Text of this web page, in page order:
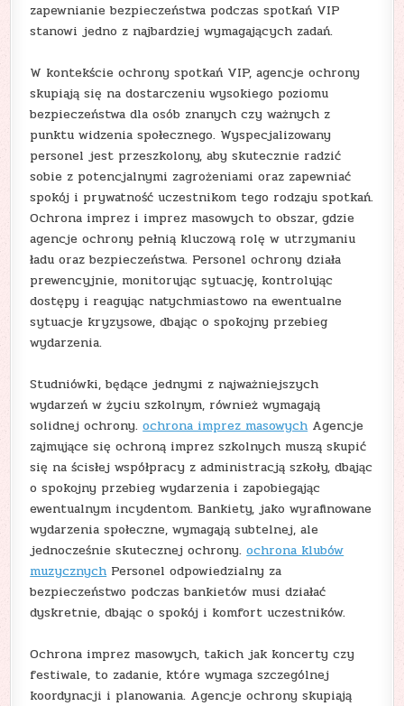
zapewnianie bezpieczeństwa podczas spotkań VIP
stanowi jedno z najbardziej wymagających zadań.
W kontekście ochrony spotkań VIP, agencje ochrony
skupiają się na dostarczeniu wysokiego poziomu
bezpieczeństwa dla osób znanych czy ważnych z
punktu widzenia społecznego. Wyspecjalizowany
personel jest przeszkolony, aby skutecznie radzić
sobie z potencjalnymi zagrożeniami oraz zapewniać
spokój i prywatność uczestnikom tego rodzaju spotkań.
Ochrona imprez i imprez masowych to obszar, gdzie
agencje ochrony pełnią kluczową rolę w utrzymaniu
ładu oraz bezpieczeństwa. Personel ochrony działa
prewencyjnie, monitorując sytuację, kontrolując
dostępy i reagując natychmiastowo na ewentualne
sytuacje kryzysowe, dbając o spokojny przebieg
wydarzenia.
Studniówki, będące jednymi z najważniejszych
wydarzeń w życiu szkolnym, również wymagają
solidnej ochrony.ochrona imprez masowych Agencje
zajmujące się ochroną imprez szkolnych muszą skupić
się na ścisłej współpracy z administracją szkoły, dbając
o spokojny przebieg wydarzenia i zapobiegając
ewentualnym incydentom. Bankiety, jako wyrafinowane
wydarzenia społeczne, wymagają subtelnej, ale
jednocześnie skutecznej ochrony.ochrona klubów
muzycznych Personel odpowiedzialny za
bezpieczeństwo podczas bankietów musi działać
dyskretnie, dbając o spokój i komfort uczestników.
Ochrona imprez masowych, takich jak koncerty czy
festiwale, to zadanie, które wymaga szczególnej
koordynacji i planowania. Agencje ochrony skupiają